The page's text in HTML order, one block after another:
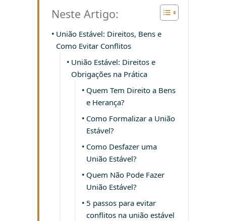
Neste Artigo:
União Estável: Direitos, Bens e
Como Evitar Conflitos
União Estável: Direitos e
Obrigações na Prática
Quem Tem Direito a Bens
e Herança?
Como Formalizar a União
Estável?
Como Desfazer uma
União Estável?
Quem Não Pode Fazer
União Estável?
5 passos para evitar
conflitos na união estável